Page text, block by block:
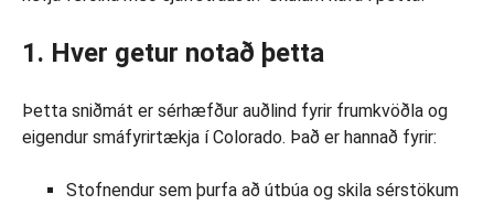
1. Hver getur notað þetta
Þetta sniðmát er sérhæfður auðlind fyrir frumkvöðla og
eigendur smáfyrirtækja í Colorado. Það er hannað fyrir:
Stofnendur sem þurfa að útbúa og skila sérstökum